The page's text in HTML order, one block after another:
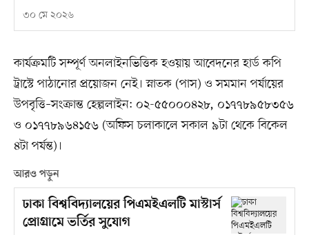
৩০ মে ২০২৬
কার্যক্রমটি সম্পূর্ণ অনলাইনভিত্তিক হওয়ায় আবেদনের হার্ড কপি
ট্রাস্টে পাঠানোর প্রয়োজন নেই। স্নাতক (পাস) ও সমমান পর্যায়ের
উপবৃত্তি–সংক্রান্ত হেল্পলাইন: ০২-৫৫০০০৪২৮, ০১৭৭৮৯৫৮৩৫৬
ও ০১৭৭৮৯৬৪১৫৬ (অফিস চলাকালে সকাল ৯টা থেকে বিকেল
৪টা পর্যন্ত)।
আরও পড়ুন
ঢাকা বিশ্ববিদ্যালয়ের পিএমইএলটি মাস্টার্স
প্রোগ্রামে ভর্তির সুযোগ